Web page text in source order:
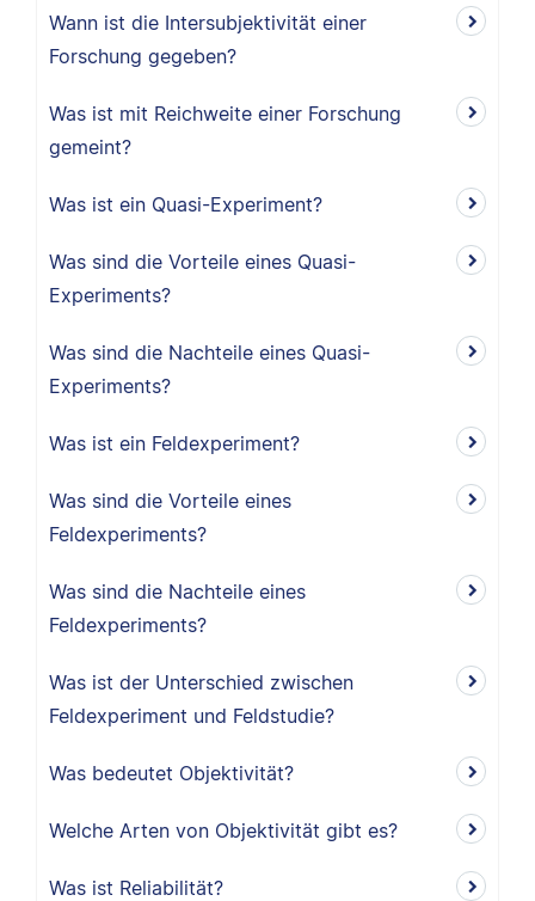
Wann ist die Intersubjektivität einer
Forschung gegeben?
Was ist mit Reichweite einer Forschung
gemeint?
Was ist ein Quasi-Experiment?
Was sind die Vorteile eines Quasi-
Experiments?
Was sind die Nachteile eines Quasi-
Experiments?
Was ist ein Feldexperiment?
Was sind die Vorteile eines
Feldexperiments?
Was sind die Nachteile eines
Feldexperiments?
Was ist der Unterschied zwischen
Feldexperiment und Feldstudie?
Was bedeutet Objektivität?
Welche Arten von Objektivität gibt es?
Was ist Reliabilität?